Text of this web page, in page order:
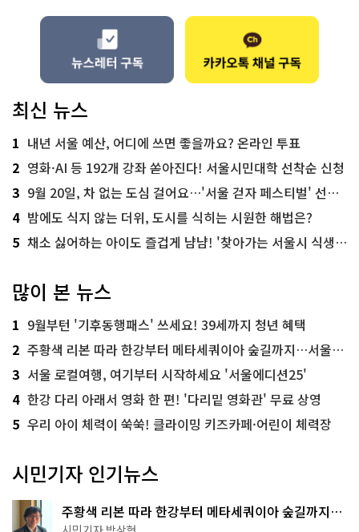
최신 뉴스
1 내년 서울 예산, 어디에 쓰면 좋을까요? 온라인 투표
2 영화·AI 등 192개 강좌 쏟아진다! 서울시민대학 선착순 신청
3 9월 20일, 차 없는 도심 걸어요…'서울 걷자 페스티벌' 선착순 5천명
4 밤에도 식지 않는 더위, 도시를 식히는 시원한 해법은?
5 채소 싫어하는 아이도 즐겁게 냠냠! '찾아가는 서울시 식생활 교육' 현장
많이 본 뉴스
1 9월부턴 '기후동행패스' 쓰세요! 39세까지 청년 혜택
2 주황색 리본 따라 한강부터 메타세쿼이아 숲길까지…서울둘레길 15코스
3 서울 로컬여행, 여기부터 시작하세요 '서울에디션25'
4 한강 다리 아래서 영화 한 편! '다리밑 영화관' 무료 상영
5 우리 아이 체력이 쑥쑥! 클라이밍 키즈카페·어린이 체력장
시민기자 인기뉴스
주황색 리본 따라 한강부터 메타세쿼이아 숲길까지…
서울둘레길 15코스